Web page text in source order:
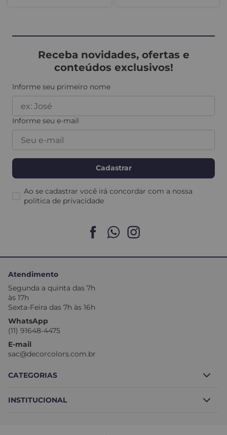
Receba novidades, ofertas e
conteúdos exclusivos!
Informe seu primeiro nome
Informe seu e-mail
Ao se cadastrar você irá concordar com a nossa
política de privacidade
Cadastrar
Atendimento
Segunda a quinta das 7h
às 17h
Sexta-Feira das 7h às 16h
WhatsApp
(11) 91648-4475
E-mail
sac@decorcolors.com.br
CATEGORIAS
Borracha Líquida
INSTITUCIONAL